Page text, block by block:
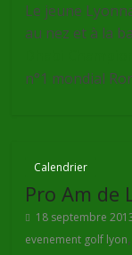
Le jeune
au nez et à la
n°1 mondial
Calendrier
Pro Am de
18 septembre
evenement golf lyon,